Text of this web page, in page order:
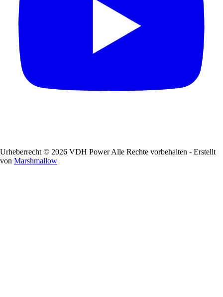
Urheberrecht © 2026 VDH Power Alle Rechte vorbehalten - Erstellt
von Marshmallow